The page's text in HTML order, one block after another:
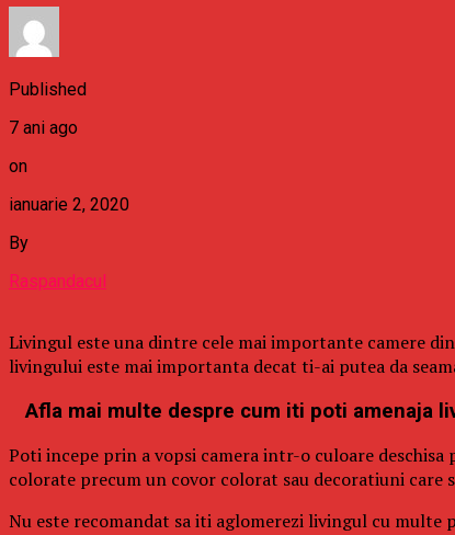
Published
7 ani ago
on
ianuarie 2, 2020
By
Raspandacul
Livingul este una dintre cele mai importante camere
livingului este mai importanta decat ti-ai putea da
Afla mai multe despre cum iti poti amenaja
Poti incepe prin a vopsi camera intr-o culoare
colorate precum un covor colorat sau decoratiuni care
Nu este recomandat sa iti aglomerezi livingul cu multe